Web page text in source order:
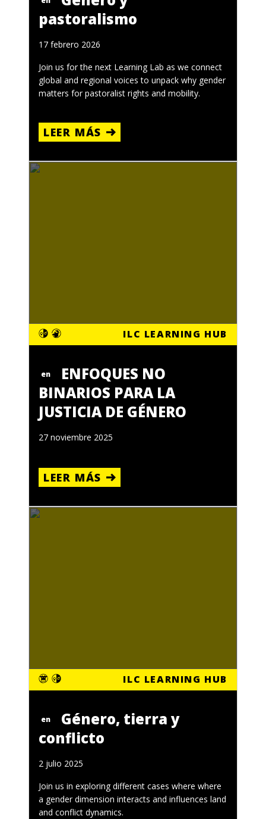
pastoralismo
17 febrero 2026
Join us for the next Learning Lab as we connect
global and regional voices to unpack why gender
matters for pastoralist rights and mobility.
LEER MÁS
ILC LEARNING HUB
en
ENFOQUES NO
BINARIOS PARA LA
JUSTICIA DE GÉNERO
27 noviembre 2025
LEER MÁS
ILC LEARNING HUB
en
Género, tierra y
conflicto
2 julio 2025
Join us in exploring different cases where where
a gender dimension interacts and influences land
and conflict dynamics.